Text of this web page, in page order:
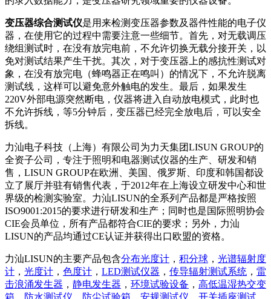
变压器综合测试仪是用来检测变压器参数及器件性能的电子仪
器，在使用它的过程中需要注意一些细节。首先，对无载调压
绕组测试时，在没有放完电前，不允许切换无载分接开关，以
免对测试结果产生干扰。其次，对于变压器上的感抗性测试对
象，在没有放完电（蜂鸣器正在鸣叫）的情况下，不允许脱离
测试线，这样可以避免意外触电的发生。最后，如果发生
220V外部电源突然断电，仪器将进入自动放电模式，此时也
不允许拆线，等5分钟后，变压器已经完全放电后，可以安全
拆线。
力汕电子科技（上海）有限公司为力天集团LISUN GROUP的
全资子公司，专注于照明和电器测试仪器的生产、研发和销
售，LISUN GROUP在欧洲、美国、俄罗斯、印度和韩国都设
立了展厅并驻有销售代表，于2012年在上海设立研发中心和世
界级的检测实验室。力汕LISUN的全系列产品都是严格按照
ISO9001:2015的要求进行研发和生产；同时也是国际照明协会
CIE会员单位，所有产品都符合CIE的要求；另外，力汕
LISUN的产品均通过CE认证并获得出口欧盟的资格。
力汕LISUN的主要产品包含分布光度计 ， 积分球 ， 光谱辐射度
计 ， 光度计 ， 色度计 ， LED测试仪器 ， 传导辐射测试系统 ， 雷
击浪涌发生器 ， 静电发生器 ， 环境试验设备 ， 高低温湿热交变
箱
防水测试仪 防尘试验箱 安规测试仪 开关插座测试